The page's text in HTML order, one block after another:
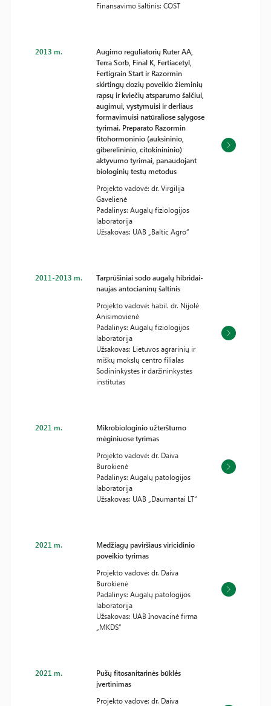
Finansavimo šaltinis: COST
2013 m.
Augimo reguliatorių Ruter AA,
Terra Sorb, Final K, Fertiacetyl,
Fertigrain Start ir Razormin
skirtingų dozių poveikio žieminių
rapsų ir kviečių atsparumo šalčiui,
augimui, vystymuisi ir derliaus
formavimuisi natūraliose sąlygose
tyrimai. Preparato Razormin
fitohormoninio (auksininio,
giberelininio, citokinininio)
aktyvumo tyrimai, panaudojant
biologinių testų metodus
Projekto vadovė: dr. Virgilija
Gavelienė
Padalinys: Augalų fiziologijos
laboratorija
Užsakovas: UAB „Baltic Agro“
2011-2013 m.
Tarprūšiniai sodo augalų hibridai-
naujas antocianinų šaltinis
Projekto vadovė: habil. dr. Nijolė
Anisimovienė
Padalinys: Augalų fiziologijos
laboratorija
Užsakovas: Lietuvos agrarinių ir
miškų mokslų centro filialas
Sodininkystės ir daržininkystės
institutas
2021 m.
Mikrobiologinio užterštumo
mėginiuose tyrimas
Projekto vadovė: dr. Daiva
Burokienė
Padalinys: Augalų patologijos
laboratorija
Užsakovas: UAB „Daumantai LT“
2021 m.
Medžiagų paviršiaus viricidinio
poveikio tyrimas
Projekto vadovė: dr. Daiva
Burokienė
Padalinys: Augalų patologijos
laboratorija
Užsakovas: UAB Inovacinė firma
„MKDS“
2021 m.
Pušų fitosanitarinės būklės
įvertinimas
Projekto vadovė: dr. Daiva